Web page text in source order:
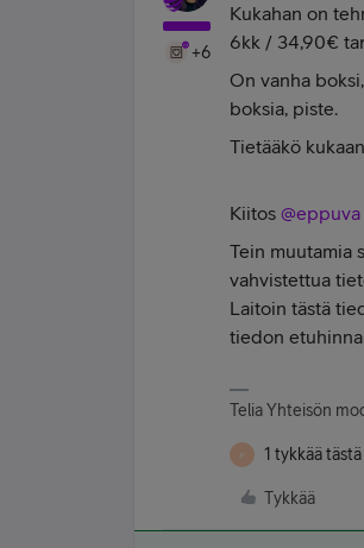
+6
Kukahan on
6kk / 34,90€
On vanha
boksia, piste.
Tietääkö
Kiitos @eppuva
Tein muutamia
vahvistettua
Laitoin tästä
tiedon
Telia Yhteisön
P 1 tykkää tästä
Tykkää